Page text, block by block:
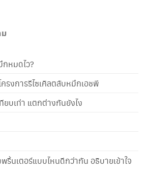
หมดไว?
รงการรีไซเคิลตลับหมึกเอชพี
บเท่า แตกต่างกันยังไง
ริ้นเตอร์แบบไหนดีกว่ากัน อธิบายเข้าใจ